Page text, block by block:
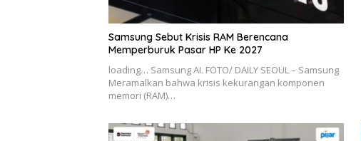
Samsung Sebut Krisis RAM Berencana
Memperburuk Pasar HP Ke 2027
loading… Samsung AI. FOTO/ DAILY SEOUL – Samsung
Meramalkan bahwa krisis kekurangan komponen
memori (RAM)…